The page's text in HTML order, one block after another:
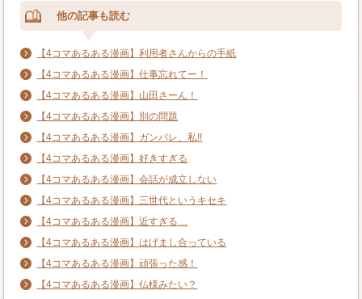
他の記事も読む
【4コマあるある漫画】利用者さんからの手紙
【4コマあるある漫画】仕事忘れてー！
【4コマあるある漫画】山田さーん！
【4コマあるある漫画】別の問題
【4コマあるある漫画】ガンバレ、私!!
【4コマあるある漫画】好きすぎる
【4コマあるある漫画】会話が成立しない
【4コマあるある漫画】三世代というキセキ
【4コマあるある漫画】近すぎる…
【4コマあるある漫画】はげまし合っている
【4コマあるある漫画】頑張った感！
【4コマあるある漫画】仏様みたい？